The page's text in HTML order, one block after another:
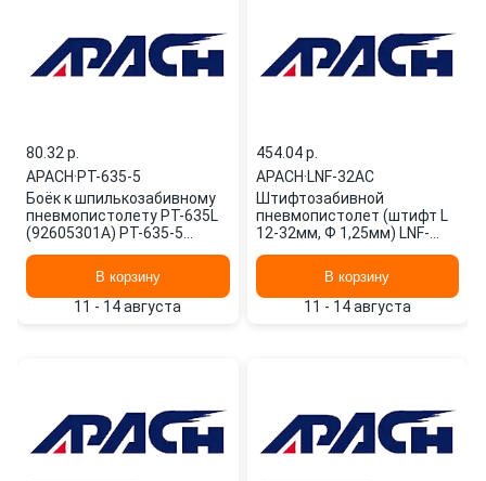
80.32 p.
APACH·PT-635-5
Боёк к шпилькозабивному
пневмопистолету PT-635L
(92605301A) PT-635-5
В корзину
11 - 14 августа
454.04 p.
APACH·LNF-32AC
Штифтозабивной
пневмопистолет (штифт L
12-32мм, Ф 1,25мм) LNF-
В корзину
11 - 14 августа